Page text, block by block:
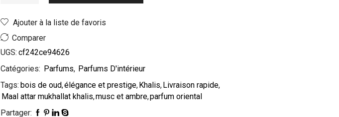
Ajouter à la liste de favoris
Comparer
UGS: cf242ce94626
Catégories: Parfums, Parfums D'intérieur
Tags: bois de oud,élégance et prestige,Khalis,Livraison rapide,
Maal attar mukhallat khalis,musc et ambre,parfum oriental
Partager: